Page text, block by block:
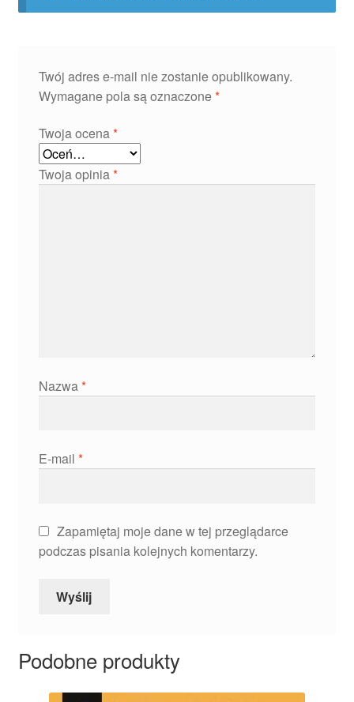
Twój adres e-mail nie zostanie opublikowany.
Wymagane pola są oznaczone*
Twoja ocena*
Twoja opinia*
Nazwa*
E-mail *
Zapamiętaj moje dane w tej przeglądarce
podczas pisania kolejnych komentarzy.
Podobne produkty